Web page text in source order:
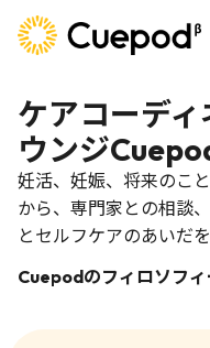
トップ
フィロソフィー
ケアコーディネー
サポートプラン
コラム
連携医療機関
ケアコーディ
ウンジ
妊活、妊娠、将来のこ
から、専門家との相談
とセルフケアのあいだ
Cuepodのフィロソフィ